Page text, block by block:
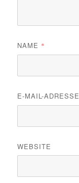
NAME *
E-MAIL-ADRESSE
WEBSITE